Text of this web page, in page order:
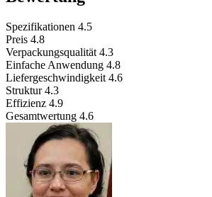
Spezifikationen 4.5
Preis 4.8
Verpackungsqualität 4.3
Einfache Anwendung 4.8
Liefergeschwindigkeit 4.6
Struktur 4.3
Effizienz 4.9
Gesamtwertung 4.6